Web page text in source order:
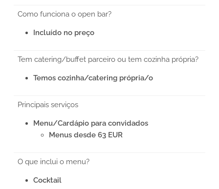
Como funciona o open bar?
Incluído no preço
Tem catering/buffet parceiro ou tem cozinha própria?
Temos cozinha/catering própria/o
Principais serviços
Menu/Cardápio para convidados
Menus desde 63 EUR
O que inclui o menu?
Cocktail